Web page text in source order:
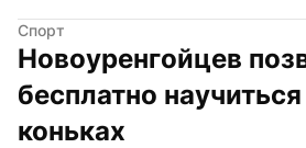
Спорт
Новоуренгойцев
бесплатно
коньках